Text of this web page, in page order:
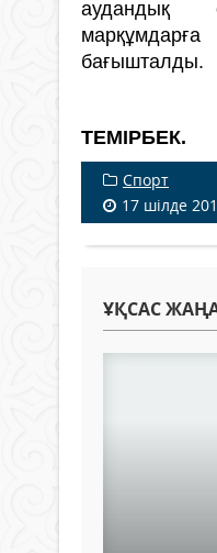
аудандық
бағышталды.
ТЕМІРБЕК.
Спорт
17 шілде
ҰҚСАС